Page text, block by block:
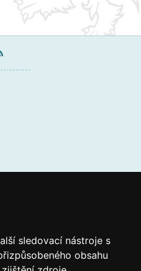
sledovací nástroje s
obsahu